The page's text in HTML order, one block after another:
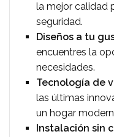
la mejor calidad
seguridad.
Diseños a tu
encuentres la
necesidades.
Tecnología de
las últimas
un hogar
Instalación sin